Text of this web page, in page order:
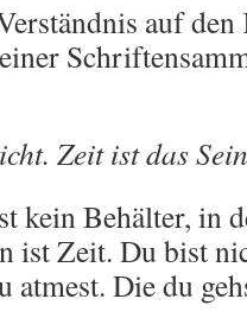
auf
Zeit ist das
kein Behälter, in
ist Zeit. Du bist
atmest. Die du